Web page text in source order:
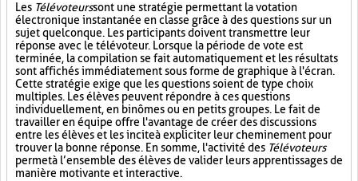
Les Télévoteurssont une stratégie permettant la votation
électronique instantanée en classe grâce à des questions sur un
sujet quelconque. Les participants doivent transmettre leur
réponse avec le télévoteur. Lorsque la période de vote est
terminée, la compilation se fait automatiquement et les résultats
sont affichés immédiatement sous forme de graphique à l'écran.
Cette stratégie exige que les questions soient de type choix
multiples. Les élèves peuvent répondre à ces questions
individuellement, en binômes ou en petits groupes. Le fait de
travailler en équipe offre l'avantage de créer des discussions
entre les élèves et les incite à expliciter leur cheminement pour
trouver la bonne réponse. En somme, l'activité des Télévoteurs
permet à l’ensemble des élèves de valider leurs apprentissages de
manière motivante et interactive.